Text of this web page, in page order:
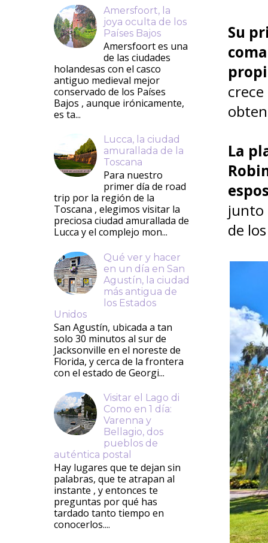
Su
La
junto
de
Amersfoort, la
joya oculta de los
Países Bajos
Amersfoort es una
de las ciudades
holandesas con el casco
antiguo medieval mejor
conservado de los Países
Bajos , aunque irónicamente,
es ta...
Lucca, la ciudad
amurallada de la
Toscana
Para nuestro
primer día de road
trip por la región de la
Toscana , elegimos visitar la
preciosa ciudad amurallada de
Lucca y el complejo mon...
Qué ver y hacer
en un día en San
Agustín, la ciudad
más antigua de
los Estados
Unidos
San Agustín, ubicada a tan
solo 30 minutos al sur de
Jacksonville en el noreste de
Florida, y cerca de la frontera
con el estado de Georgi...
Visitar el Lago di
Como en 1 día:
Varenna y
Bellagio, dos
pueblos de
auténtica postal
Hay lugares que te dejan sin
palabras, que te atrapan al
instante , y entonces te
preguntas por qué has
tardado tanto tiempo en
conocerlos....